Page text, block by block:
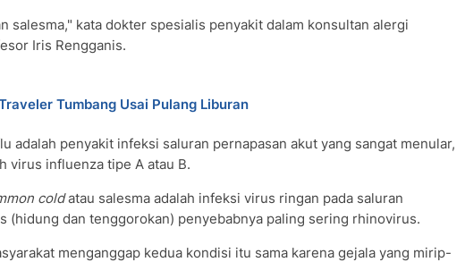
salesma," kata dokter spesialis penyakit dalam konsultan alergi
Iris Rengganis.
Tumbang Usai Pulang Liburan
adalah penyakit infeksi saluran pernapasan akut yang sangat menular,
virus influenza tipe A atau B.
coldatau salesma adalah infeksi virus ringan pada saluran
(hidung dan tenggorokan) penyebabnya paling sering rhinovirus.
menganggap kedua kondisi itu sama karena gejala yang mirip-